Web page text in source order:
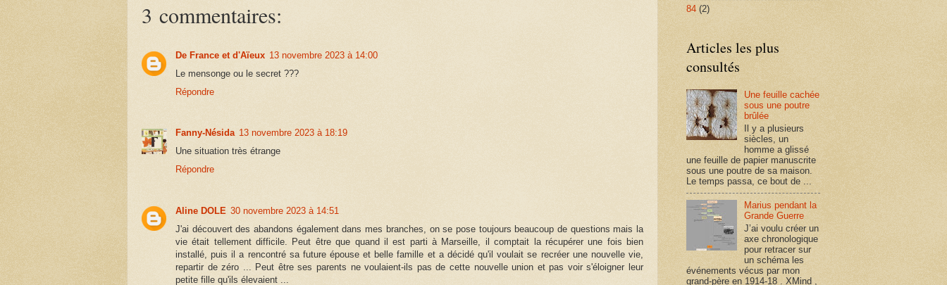
3 commentaires:
De France et d'Aïeux 13 novembre 2023 à 14:00
Le mensonge ou le secret ???
Répondre
Fanny-Nésida 13 novembre 2023 à 18:19
Une situation très étrange
Répondre
Aline DOLE 30 novembre 2023 à 14:51
J'ai découvert des abandons également dans mes branches, on se pose toujours beaucoup de questions mais la
vie était tellement difficile. Peut être que quand il est parti à Marseille, il comptait la récupérer une fois bien
installé, puis il a rencontré sa future épouse et belle famille et a décidé qu'il voulait se recréer une nouvelle vie,
repartir de zéro ... Peut être ses parents ne voulaient-ils pas de cette nouvelle union et pas voir s'éloigner leur
petite fille qu'ils élevaient ...
84 (2)
Articles les plus
consultés
Une feuille cachée
sous une poutre
brûlée
Il y a plusieurs
siècles, un
homme a glissé
une feuille de papier manuscrite
sous une poutre de sa maison.
Le temps passa, ce bout de ...
Marius pendant la
Grande Guerre
J’ai voulu créer un
axe chronologique
pour retracer sur
un schéma les
événements vécus par mon
grand-père en 1914-18 . XMind ,